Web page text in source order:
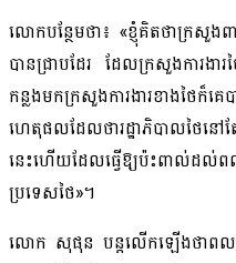
លោកបន្ថែមថា៖ «ខ្ញុំគិតថាក្រសួងព
បានជ្រាបដែរ ដែលក្រសួងការងា
កន្លងមកក្រសួងការងារខាងថៃក៏
ហេតុផលដែលថារដ្ឋាភិបាលថៃនៅ
នេះហើយដែលធ្វើឱ្យប៉ះពាល់ដល់ពល
ប្រទេសថៃ»។
លោក សុផុន បន្តលើកឡើងថាពលករ